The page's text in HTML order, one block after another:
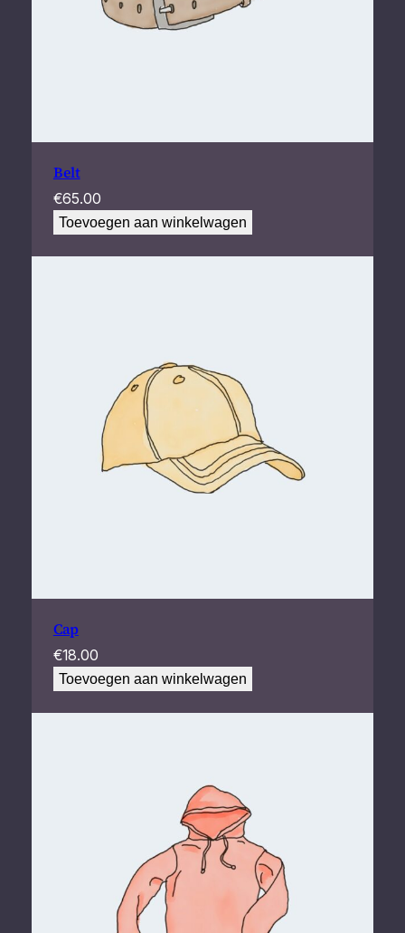
Belt
€65.00
Toevoegen aan winkelwagen
Cap
€18.00
Toevoegen aan winkelwagen